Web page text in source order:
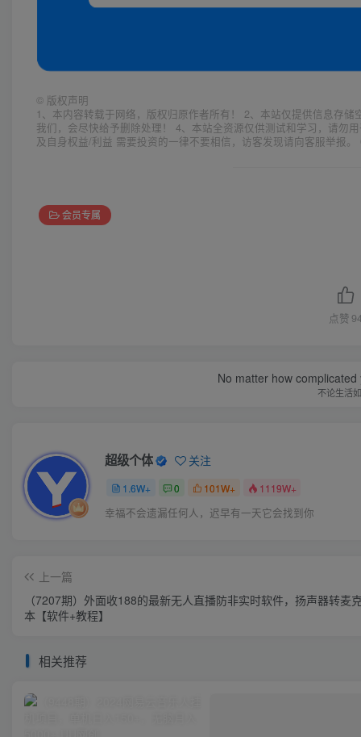
© 版权声明
1、本内容转载于网络，版权归原作者所有！ 2、本站仅提供信息存
我们，会尽快给予删除处理！ 4、本站全资源仅供测试和学习，请勿
及自身权益/利益 需要投资的一律不要相信，访客发现请向客服举报
会员专属
点赞
No matter how
不论生活
超级个体 关注
1.6W+ 0 101W+ 1119W+
幸福不会遗漏任何人，迟早有一天它会找到你
上一篇
（7207期）外面收188的最新无人直播防非实时软件，扬声器转麦
本【软件+教程】
相关推荐